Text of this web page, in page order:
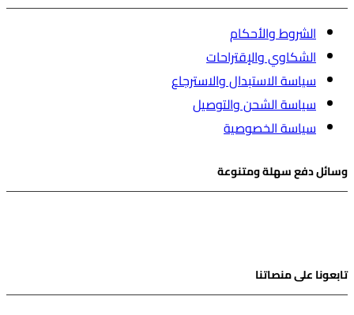
الشروط والأحكام
الشكاوي والإقتراحات
سياسة الاستبدال والاسترجاع
سياسة الشحن والتوصيل
سياسة الخصوصية
وسائل دفع سهلة ومتنوعة
تابعونا على منصاتنا